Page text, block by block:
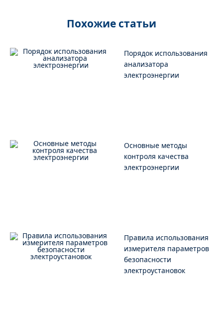
Похожие статьи
Порядок использования
анализатора
электроэнергии
Основные методы
контроля качества
электроэнергии
Правила использования
измерителя параметров
безопасности
электроустановок